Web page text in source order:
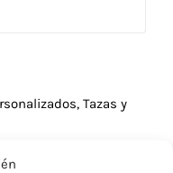
, Tazas y